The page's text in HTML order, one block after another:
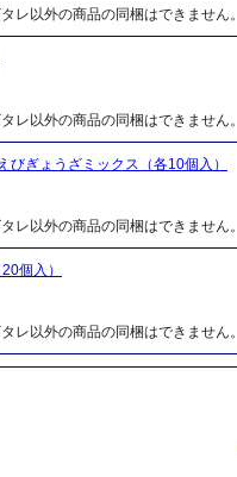
レ以外の商品の同梱はできません。
レ以外の商品の同梱はできません。
ぎょうざミックス（各10個入）
レ以外の商品の同梱はできません。
個入）
レ以外の商品の同梱はできません。